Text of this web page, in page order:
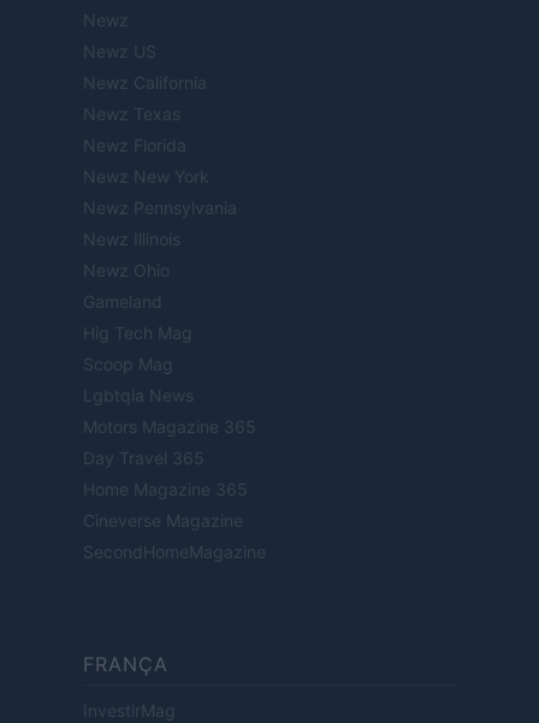
Newz
Newz US
Newz California
Newz Texas
Newz Florida
Newz New York
Newz Pennsylvania
Newz Illinois
Newz Ohio
Gameland
Hig Tech Mag
Scoop Mag
Lgbtqia News
Motors Magazine 365
Day Travel 365
Home Magazine 365
Cineverse Magazine
SecondHomeMagazine
FRANÇA
InvestirMag